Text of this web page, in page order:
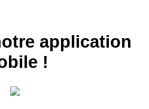
application
!